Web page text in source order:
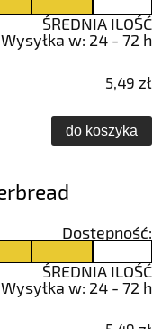
ŚREDNIA ILOŚĆ
Wysyłka w: 24 - 72 h
5,49 zł
do koszyka
Dostępność:
ŚREDNIA ILOŚĆ
Wysyłka w: 24 - 72 h